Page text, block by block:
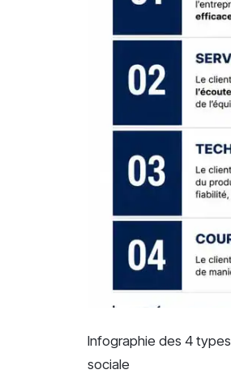
Infographie des 4
sociale